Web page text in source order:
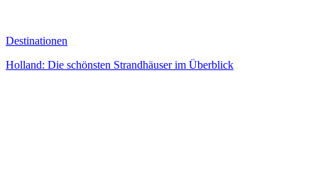
Destinationen
Holland: Die schönsten Strandhäuser im Überblick